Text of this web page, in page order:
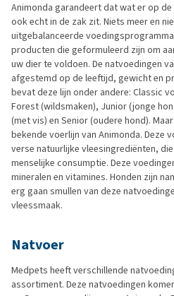
Animonda garandeert dat wat er op
ook echt in de zak zit. Niets meer en
uitgebalanceerde
producten die geformuleerd zijn om
uw dier te voldoen. De natvoedingen
afgestemd op de leeftijd, gewicht en
bevat deze lijn onder andere: Classic
Forest (wildsmaken), Junior (jonge
(met vis) en Senior (oudere hond).
bekende voerlijn van Animonda. Deze
verse natuurlijke vleesingrediënten,
menselijke consumptie. Deze
mineralen en vitamines. Honden zijn
erg gaan smullen van deze
vleessmaak.
Natvoer
Medpets heeft verschillende
assortiment. Deze natvoedingen